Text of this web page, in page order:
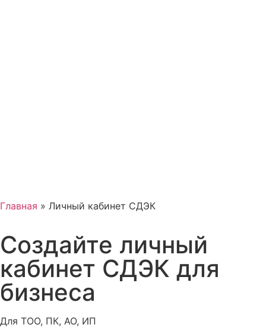
Главная » Личный кабинет СДЭК
Создайте личный
кабинет СДЭК для
бизнеса
Для ТОО, ПК, АО, ИП